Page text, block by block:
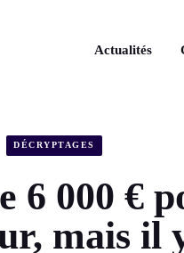
Actualités
DÉCRYPTAGES
6 000 €
mais il